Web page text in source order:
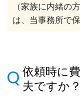
（家族に内緒の
は、当事務所で
依頼時に
夫ですか？